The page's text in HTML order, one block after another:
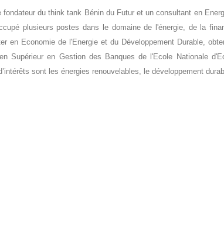
fondateur du think tank Bénin du Futur et un consultant en
plusieurs postes dans le domaine de l'énergie, de la
en Economie de l'Energie et du Développement Durable,
Supérieur en Gestion des Banques de l'Ecole Nationale
sont les énergies renouvelables, le développement